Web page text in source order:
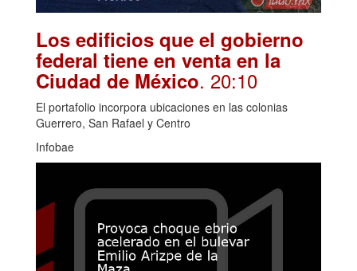
Los edificios que el gobierno
federal tiene en venta en la
Ciudad de México. 20:10
El portafolio incorpora ubicaciones en las colonias
Guerrero, San Rafael y Centro
Infobae